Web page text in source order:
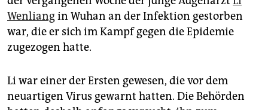
Wenliangin Wuhan an der Infektion gestorben
war, die er sich im Kampf gegen die Epidemie
zugezogen hatte.
Li war einer der Ersten gewesen, die vor dem
neuartigen Virus gewarnt hatten. Die Behörden